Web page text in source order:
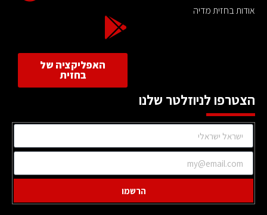
אודות בחזית מדיה
האפליקציה של
בחזית
הצטרפו לניוזלטר שלנו
הרשמו